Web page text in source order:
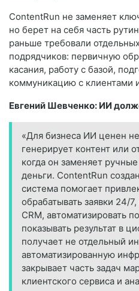
ContentRun не заменяет
но берет на себя часть
раньше требовали
подрядчиков: первичную
касания, работу с базой,
коммуникацию с клиентами
Евгений Шевченко: ИИ
«Для бизнеса ИИ ценен
генерирует контент или
когда он заменяет
деньги. ContentRun
система помогает
обрабатывать заявки 24/
CRM, автоматизировать
показывать результат в
получает не отдельный
автоматизированную
закрывает часть задач
клиентского сервиса и